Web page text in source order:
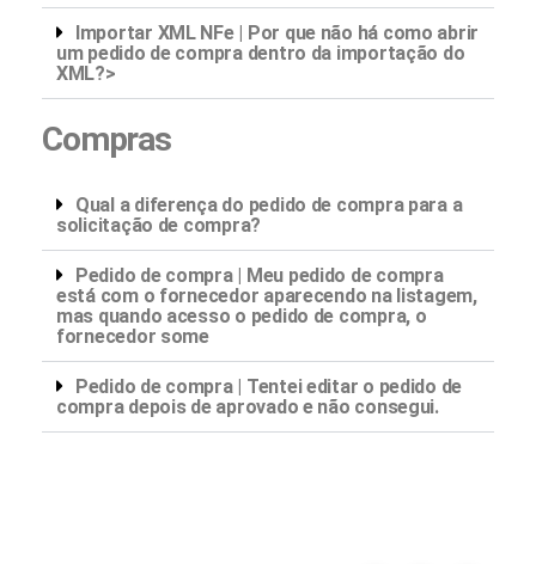
Importar XML NFe | Por que não há como abrir
um pedido de compra dentro da importação do
XML?>
Compras
Qual a diferença do pedido de compra para a
solicitação de compra?
Pedido de compra | Meu pedido de compra
está com o fornecedor aparecendo na listagem,
mas quando acesso o pedido de compra, o
fornecedor some
Pedido de compra | Tentei editar o pedido de
compra depois de aprovado e não consegui.